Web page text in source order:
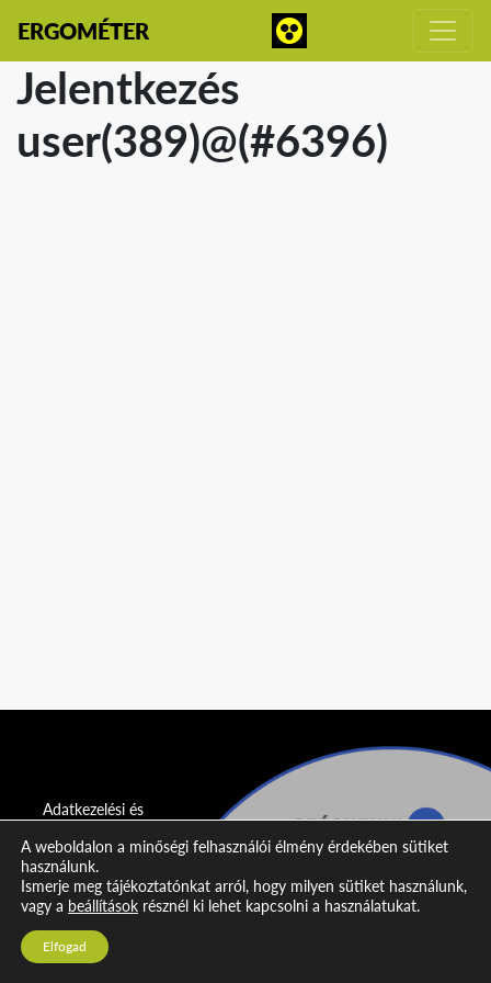
ERGOMÉTER
Jelentkezés
user(389)@(#6396)
Adatkezelési és
nyilatkozat
Impresszum
Kapcsolat
A weboldalon a minőségi felhasználói élmény érdekében sütiket
használunk.
Ismerje meg tájékoztatónkat arról, hogy milyen sütiket használunk,
vagy a beállítások résznél ki lehet kapcsolni a használatukat.
Elfogad